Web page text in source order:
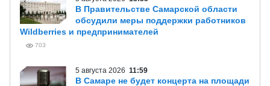
В Правительстве Самарской области
обсудили меры поддержки работников
Wildberries и предпринимателей
703
5 августа 2026 11:59
В Самаре не будет концерта на площади